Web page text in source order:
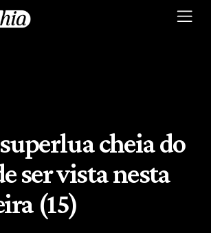
cheia do
ser vista nesta
(15)